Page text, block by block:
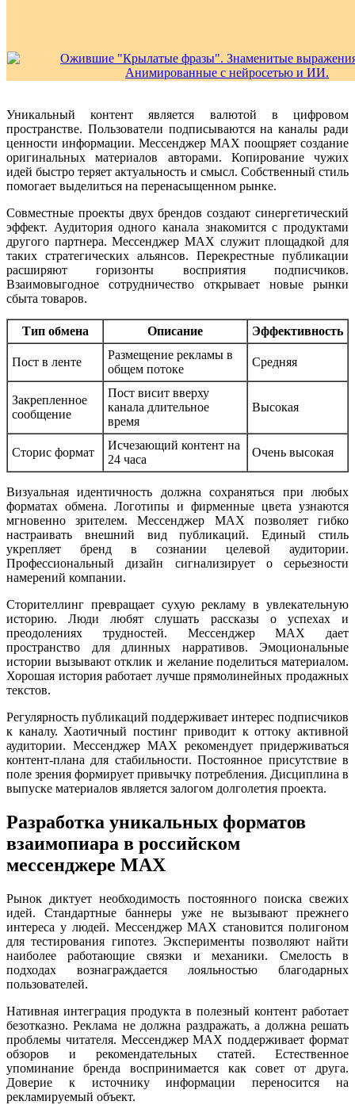
Уникальный контент является валютой в цифровом
пространстве. Пользователи подписываются на каналы ради
ценности информации. Мессенджер MAX поощряет создание
оригинальных материалов авторами. Копирование чужих
идей быстро теряет актуальность и смысл. Собственный стиль
помогает выделиться на перенасыщенном рынке.
Совместные проекты двух брендов создают синергетический
эффект. Аудитория одного канала знакомится с продуктами
другого партнера. Мессенджер MAX служит площадкой для
таких стратегических альянсов. Перекрестные публикации
расширяют горизонты восприятия подписчиков.
Взаимовыгодное сотрудничество открывает новые рынки
сбыта товаров.
Тип обмена Описание Эффективность
Пост в ленте
Размещение рекламы в
общем потоке
Средняя
Закрепленное
сообщение
Пост висит вверху
канала длительное
время
Высокая
Сторис формат
Исчезающий контент на
24 часа
Очень высокая
Визуальная идентичность должна сохраняться при любых
форматах обмена. Логотипы и фирменные цвета узнаются
мгновенно зрителем. Мессенджер MAX позволяет гибко
настраивать внешний вид публикаций. Единый стиль
укрепляет бренд в сознании целевой аудитории.
Профессиональный дизайн сигнализирует о серьезности
намерений компании.
Сторителлинг превращает сухую рекламу в увлекательную
историю. Люди любят слушать рассказы о успехах и
преодолениях трудностей. Мессенджер MAX дает
пространство для длинных нарративов. Эмоциональные
истории вызывают отклик и желание поделиться материалом.
Хорошая история работает лучше прямолинейных продажных
текстов.
Регулярность публикаций поддерживает интерес подписчиков
к каналу. Хаотичный постинг приводит к оттоку активной
аудитории. Мессенджер MAX рекомендует придерживаться
контент-плана для стабильности. Постоянное присутствие в
поле зрения формирует привычку потребления. Дисциплина в
выпуске материалов является залогом долголетия проекта.
Разработка уникальных форматов
взаимопиара в российском
мессенджере MAX
Рынок диктует необходимость постоянного поиска свежих
идей. Стандартные баннеры уже не вызывают прежнего
интереса у людей. Мессенджер MAX становится полигоном
для тестирования гипотез. Эксперименты позволяют найти
наиболее работающие связки и механики. Смелость в
подходах вознаграждается лояльностью благодарных
пользователей.
Нативная интеграция продукта в полезный контент работает
безотказно. Реклама не должна раздражать, а должна решать
проблемы читателя. Мессенджер MAX поддерживает формат
обзоров и рекомендательных статей. Естественное
упоминание бренда воспринимается как совет от друга.
Доверие к источнику информации переносится на
рекламируемый объект.